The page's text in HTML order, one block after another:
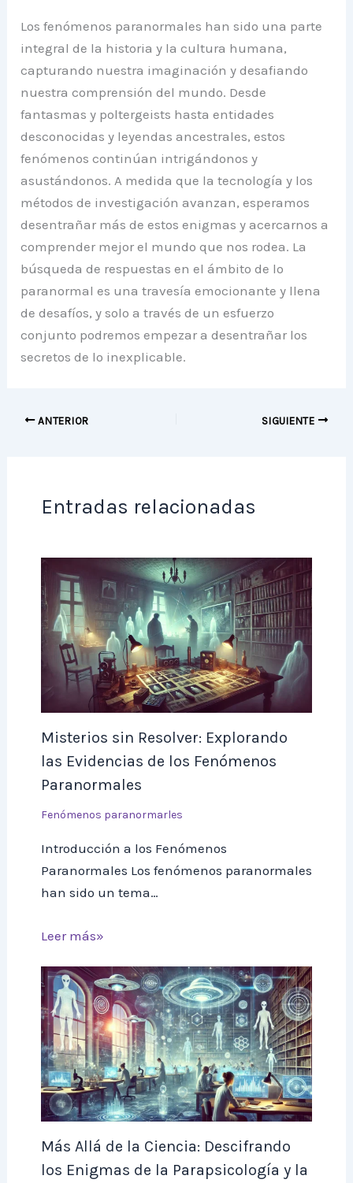
Los fenómenos paranormales han sido una parte
integral de la historia y la cultura humana,
capturando nuestra imaginación y desafiando
nuestra comprensión del mundo. Desde
fantasmas y poltergeists hasta entidades
desconocidas y leyendas ancestrales, estos
fenómenos continúan intrigándonos y
asustándonos. A medida que la tecnología y los
métodos de investigación avanzan, esperamos
desentrañar más de estos enigmas y acercarnos a
comprender mejor el mundo que nos rodea. La
búsqueda de respuestas en el ámbito de lo
paranormal es una travesía emocionante y llena
de desafíos, y solo a través de un esfuerzo
conjunto podremos empezar a desentrañar los
secretos de lo inexplicable.
ANTERIOR SIGUIENTE
Entradas relacionadas
Misterios sin Resolver: Explorando
las Evidencias de los Fenómenos
Paranormales
Fenómenos paranormarles
Introducción a los Fenómenos
Paranormales Los fenómenos paranormales
han sido un tema…
Leer más»
Más Allá de la Ciencia: Descifrando
los Enigmas de la Parapsicología y la